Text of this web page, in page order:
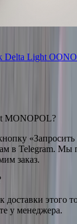
Delta Light
MONOPOL?
кнопку
в Telegram. Мы
заказ.
этого
у менеджера.